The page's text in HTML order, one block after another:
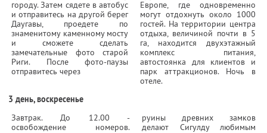
городу. Затем сядете в автобус
и отправитесь на другой берег
Даугавы, проедете по
знаменитому каменному мосту
и сможете сделать
замечательные фото старой
Риги. После фото-паузы
отправитесь через
Европе, где одновременно
могут отдохнуть около 1000
гостей. На территории центра
отдыха, величиной почти в 5
га, находится двухэтажный
комплекс питания,
автостоянка для клиентов и
парк аттракционов. Ночь в
отеле.
3 день, воскресенье
Завтрак. До 12.00 -
освобождение номеров.
руины древних замков
делают Сигулду любимым